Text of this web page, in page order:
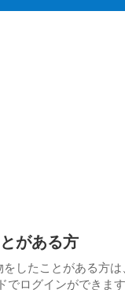
がある方
したことがある方は
ログインができます